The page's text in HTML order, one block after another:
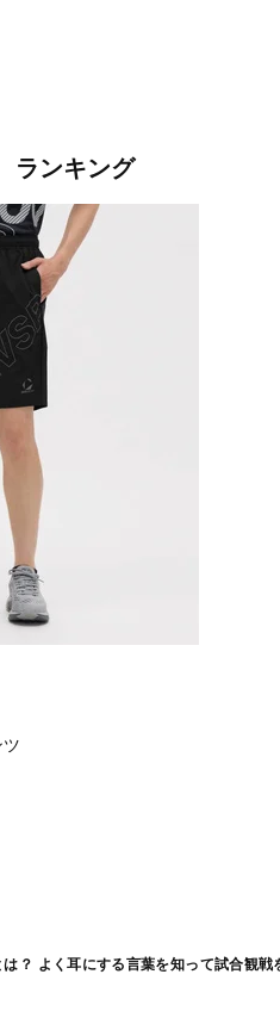
ランキング
？ よく耳にする言葉を知って試合観戦